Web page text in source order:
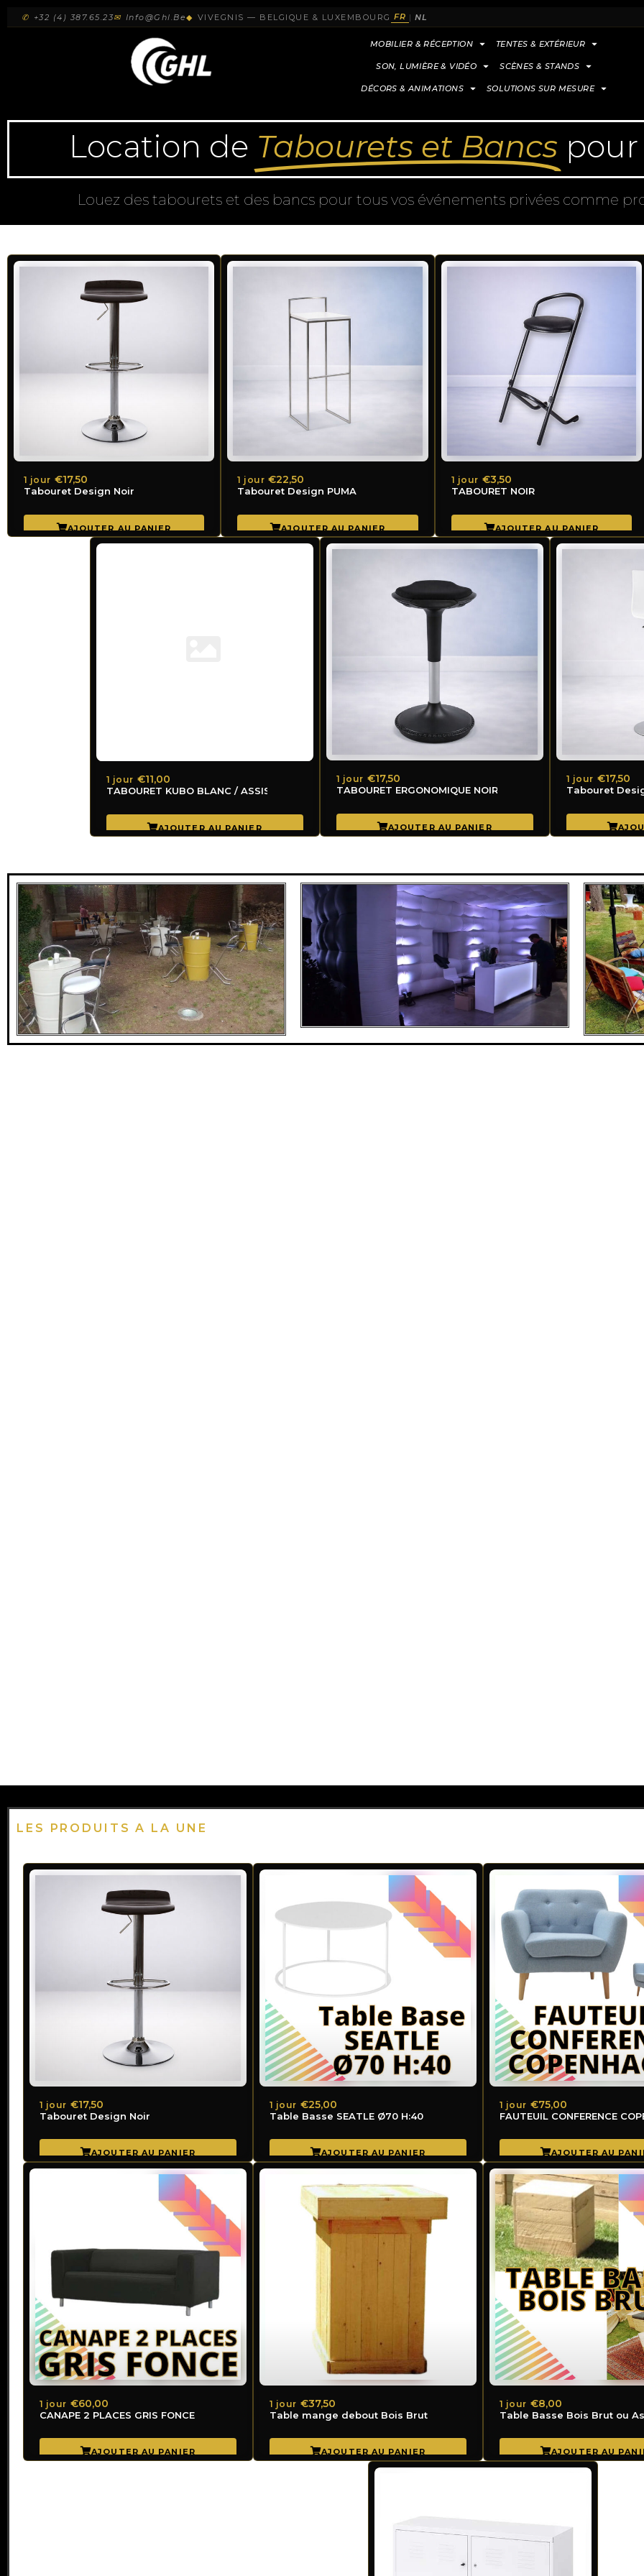
✆ +32 (4) 387.65.23✉ Info@ghl.be◆ VIVEGNIS — BELGIQUE & LUXEMBOURG FR | NL
MOBILIER & RÉCEPTION TENTES & EXTÉRIEUR
SON, LUMIÈRE & VIDÉO SCÈNES & STANDS
DÉCORS & ANIMATIONS SOLUTIONS SUR MESURE
Location de Tabourets et Bancs
Louez des tabourets et des bancs pour tous vos événements privées comme
Tabouret Design Noir
1 jour €17,50
Tabouret Design PUMA
1 jour €22,50
TABOURET NOIR
1 jour €3,50
TABOURET KUBO BLANC / ASSISE BLANCHE
1 jour €11,00
TABOURET ERGONOMIQUE NOIR AVEC SYSTÈME DE
1 jour €17,50
Tabouret
1 jour €17,50
Tabouret Design Noir
1 jour €17,50
Table Basse SEATLE Ø70 H:40
1 jour €25,00
FAUTEUIL
1 jour €75,00
CANAPE 2 PLACES GRIS FONCE
1 jour €60,00
Table mange debout Bois Brut
1 jour €37,50
Table Basse Bois Brut ou
1 jour €8,00
LES PRODUITS A LA UNE